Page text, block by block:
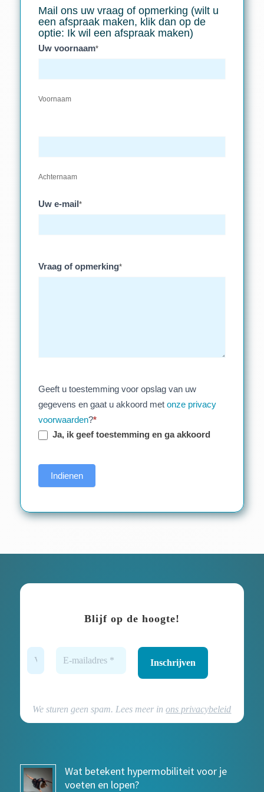
Mail ons uw vraag of opmerking (wilt u
een afspraak maken, klik dan op de
optie: Ik wil een afspraak maken)
Uw voornaam*
Voornaam
Achternaam
Uw e-mail *
Vraag of opmerking*
Geeft u toestemming voor opslag van uw
gegevens en gaat u akkoord met onze privacy
voorwaarden?*
Ja, ik geef toestemming en ga akkoord
Indienen
Blijf op de hoogte!
We sturen geen spam. Lees meer inons privacybeleid
Wat betekent hypermobiliteit voor je
voeten en lopen?